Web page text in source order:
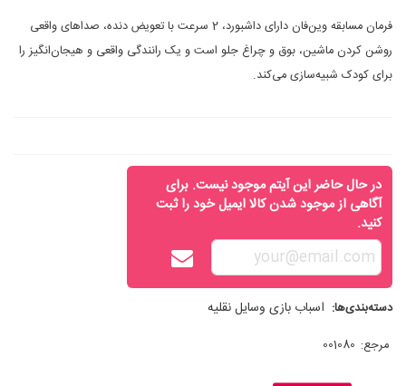
فرمان مسابقه وین‌فان دارای داشبورد، 2 سرعت با تعویض دنده، صداهای واقعی
روشن کردن ماشین، بوق و چراغ جلو است و یک رانندگی واقعی و هیجان‌انگیز را
برای کودک شبیه‌سازی می‌کند.
در حال حاضر این آیتم موجود نیست. برای
آگاهی از موجود شدن کالا ایمیل خود را ثبت
کنید.
دسته‌بندی‌ها: اسباب بازی وسایل نقلیه
مرجع: 001080